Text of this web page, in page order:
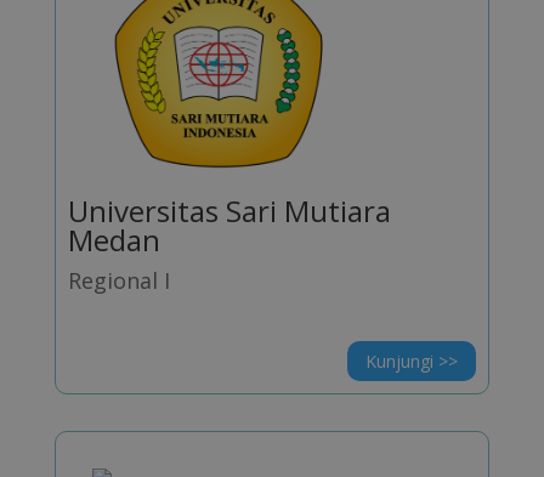
Universitas Sari Mutiara
Medan
Regional I
Kunjungi >>